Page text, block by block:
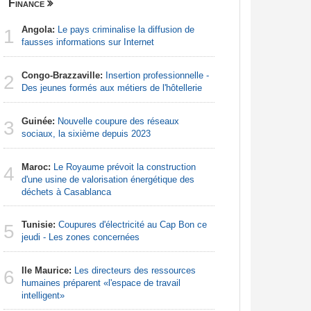
Finance
1 Angola: Le pays criminalise la diffusion de
fausses informations sur Internet
2 Congo-Brazzaville: Insertion professionnelle -
Des jeunes formés aux métiers de l'hôtellerie
3 Guinée: Nouvelle coupure des réseaux
sociaux, la sixième depuis 2023
4 Maroc: Le Royaume prévoit la construction
d'une usine de valorisation énergétique des
déchets à Casablanca
5 Tunisie: Coupures d'électricité au Cap Bon ce
jeudi - Les zones concernées
6 Ile Maurice: Les directeurs des ressources
humaines préparent «l'espace de travail
intelligent»